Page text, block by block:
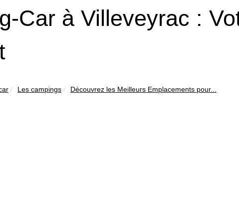
Car à Villeveyrac :
Les campings Découvrez les Meilleurs Emplacements pour...